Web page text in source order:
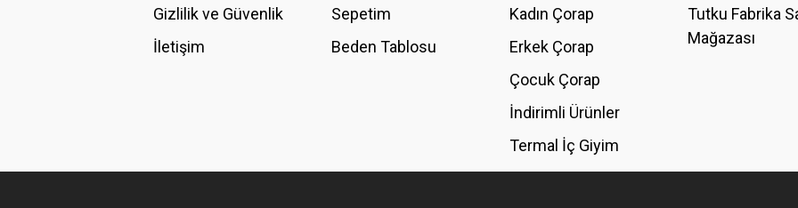
Gizlilik ve Güvenlik
İletişim
Sepetim
Beden Tablosu
Kadın Çorap
Erkek Çorap
Çocuk Çorap
İndirimli Ürünler
Termal İç Giyim
Tutku Fabrika
Mağazası